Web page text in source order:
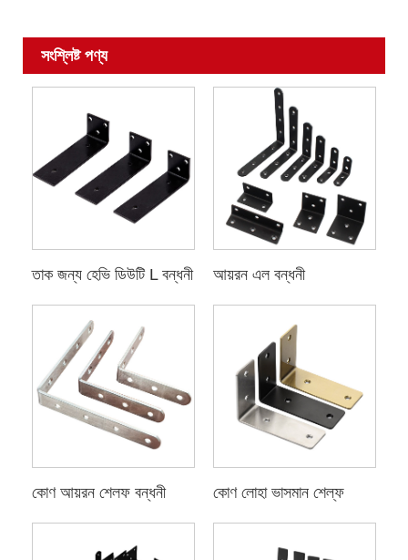
সংশ্লিষ্ট পণ্য
তাক জন্য হেভি ডিউটি ​​L বন্ধনী আয়রন এল বন্ধনী
কোণ আয়রন শেলফ বন্ধনী কোণ লোহা ভাসমান শেল্ফ